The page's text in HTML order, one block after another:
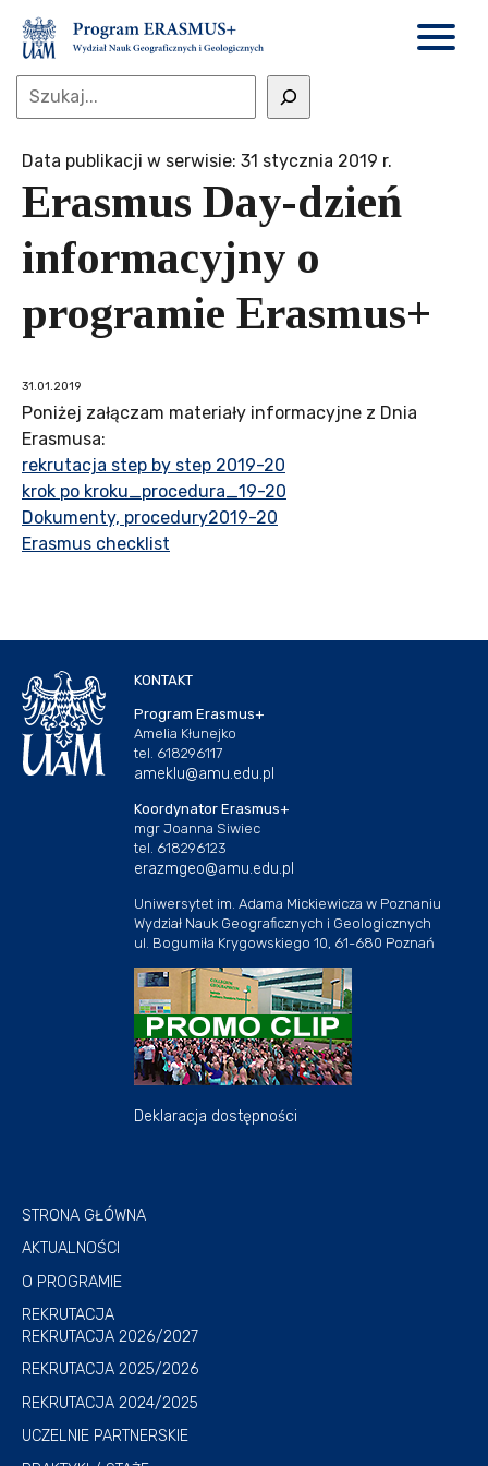
Data publikacji w serwisie: 31 stycznia 2019 r.
Erasmus Day-dzień
informacyjny o
programie Erasmus+
31.01.2019
Poniżej załączam materiały informacyjne z Dnia
Erasmusa:
rekrutacja step by step 2019-20
krok po kroku_procedura_19-20
Dokumenty, procedury2019-20
Erasmus checklist
KONTAKT
Program Erasmus+
Amelia Kłunejko
tel. 618296117
ameklu@amu.edu.pl
Koordynator Erasmus+
mgr Joanna Siwiec
tel. 618296123
erazmgeo@amu.edu.pl
Uniwersytet im. Adama Mickiewicza w Poznaniu
Wydział Nauk Geograficznych i Geologicznych
ul. Bogumiła Krygowskiego 10, 61-680 Poznań
Deklaracja dostępności
STRONA GŁÓWNA
AKTUALNOŚCI
O PROGRAMIE
REKRUTACJA
REKRUTACJA 2026/2027
REKRUTACJA 2025/2026
REKRUTACJA 2024/2025
UCZELNIE PARTNERSKIE